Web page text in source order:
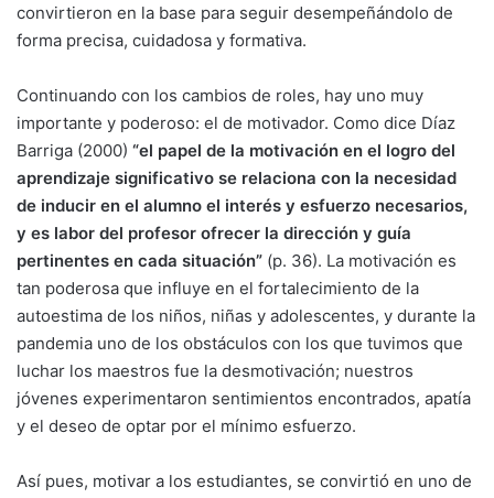
convirtieron en la base para seguir desempeñándolo de
forma precisa, cuidadosa y formativa.
Continuando con los cambios de roles, hay uno muy
importante y poderoso: el de motivador. Como dice Díaz
Barriga (2000) “el papel de la motivación en el logro del
aprendizaje significativo se relaciona con la necesidad
de inducir en el alumno el interés y esfuerzo necesarios,
y es labor del profesor ofrecer la dirección y guía
pertinentes en cada situación” (p. 36). La motivación es
tan poderosa que influye en el fortalecimiento de la
autoestima de los niños, niñas y adolescentes, y durante la
pandemia uno de los obstáculos con los que tuvimos que
luchar los maestros fue la desmotivación; nuestros
jóvenes experimentaron sentimientos encontrados, apatía
y el deseo de optar por el mínimo esfuerzo.
Así pues, motivar a los estudiantes, se convirtió en uno de